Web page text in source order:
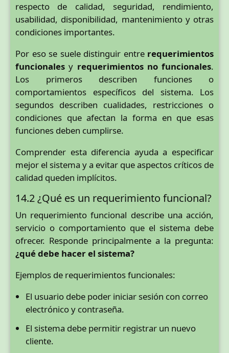
respecto de calidad, seguridad, rendimiento,
usabilidad, disponibilidad, mantenimiento y otras
condiciones importantes.
Por eso se suele distinguir entre requerimientos
funcionales y requerimientos no funcionales.
Los primeros describen funciones o
comportamientos específicos del sistema. Los
segundos describen cualidades, restricciones o
condiciones que afectan la forma en que esas
funciones deben cumplirse.
Comprender esta diferencia ayuda a especificar
mejor el sistema y a evitar que aspectos críticos de
calidad queden implícitos.
14.2 ¿Qué es un requerimiento funcional?
Un requerimiento funcional describe una acción,
servicio o comportamiento que el sistema debe
ofrecer. Responde principalmente a la pregunta:
¿qué debe hacer el sistema?
Ejemplos de requerimientos funcionales:
El usuario debe poder iniciar sesión con correo
electrónico y contraseña.
El sistema debe permitir registrar un nuevo
cliente.